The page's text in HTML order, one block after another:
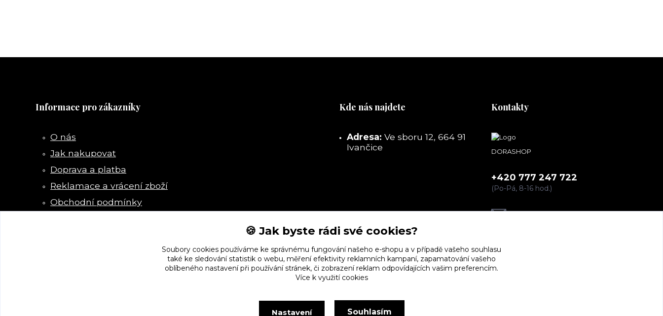
Informace pro zákazníky
O nás
Jak nakupovat
Doprava a platba
Reklamace a vrácení zboží
Obchodní podmínky
Kde nás najdete
Adresa: Ve sboru 12, 664 91
Ivančice
Kontakty
DORASHOP
+420 777 247 722
(Po-Pá, 8-16 hod.)
dorashopp@seznam.cz
🍪 Jak byste rádi své cookies?
Soubory cookies používáme ke správnému fungování našeho e-shopu a v případě vašeho souhlasu
také ke sledování statistik o webu, měření efektivity reklamních kampaní, zapamatování vašeho
oblíbeného nastavení při používání stránek, či zobrazení reklam odpovídajících vašim preferencím.
Více k využití cookies
Nastavení Souhlasím